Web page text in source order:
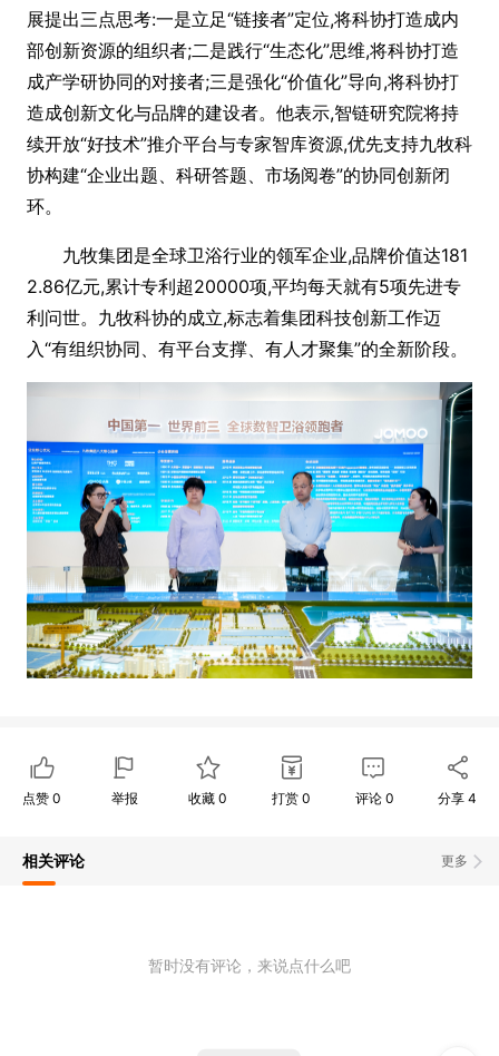
展提出三点思考:一是立足“链接者”定位,将科协打造成内
部创新资源的组织者;二是践行“生态化”思维,将科协打造
成产学研协同的对接者;三是强化“价值化”导向,将科协打
造成创新文化与品牌的建设者。他表示,智链研究院将持
续开放“好技术”推介平台与专家智库资源,优先支持九牧科
协构建“企业出题、科研答题、市场阅卷”的协同创新闭
环。
九牧集团是全球卫浴行业的领军企业,品牌价值达181
2.86亿元,累计专利超20000项,平均每天就有5项先进专
利问世。九牧科协的成立,标志着集团科技创新工作迈
入“有组织协同、有平台支撑、有人才聚集”的全新阶段。
点赞 0 举报 收藏0 打赏 0 评论 0 分享4
更多
相关评论
暂时没有评论，来说点什么吧